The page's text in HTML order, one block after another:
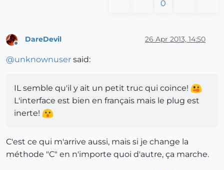
0
Offline
DareDevil 26 Apr 2013, 14:50
@unknownuser said:
IL semble qu'il y ait un petit truc qui coince!
L'interface est bien en français mais le plug est
inerte!
C'est ce qui m'arrive aussi, mais si je change la
méthode "C" en n'importe quoi d'autre, ça marche.